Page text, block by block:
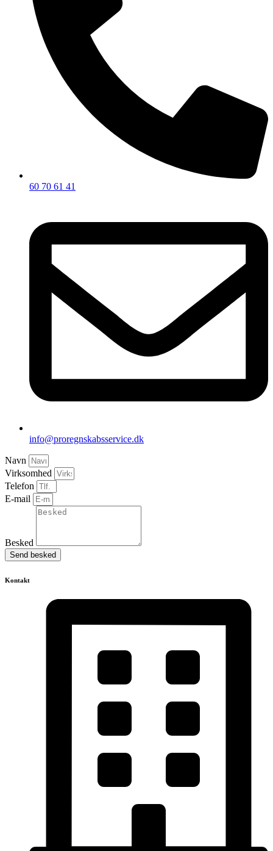
60 70 61 41
info@proregnskabsservice.dk
Navn
Virksomhed
Telefon
E-mail
Besked
Send besked
Kontakt